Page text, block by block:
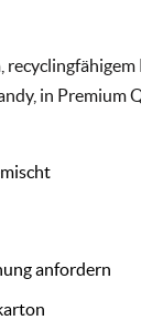
in Premium
anfordern